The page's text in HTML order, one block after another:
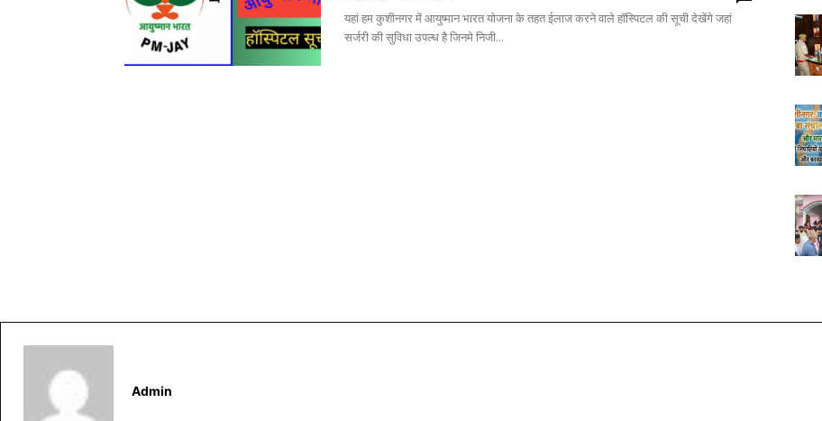
यहां हम कुशीनगर में आयुष्मान भारत योजना के तहत ईलाज करने वाले हॉस्पिटल की सूची देखेंगे जहां
सर्जरी की सुविधा उपल्ध है जिनमे निजी...
Admin